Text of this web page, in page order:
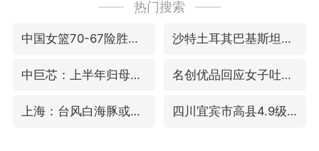
热门搜索
中国女篮70-67险胜尼日利亚女篮 沙特土耳其巴基斯坦签署共同防务协议
中巨芯：上半年归母净利润1405.77万元 名创优品回应女子吐槽内裤质量差
上海：台风白海豚或将带来龙卷风 四川宜宾市高县4.9级地震致1人死亡